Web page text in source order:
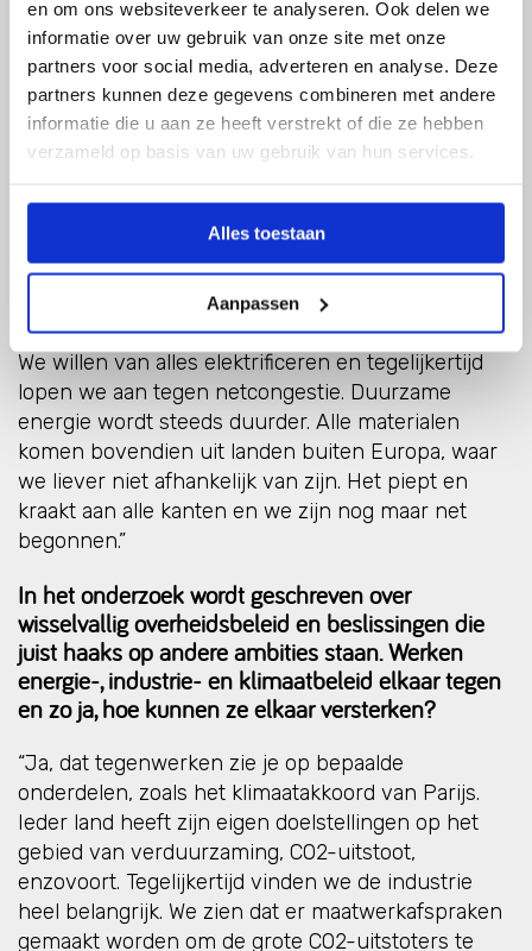
en om ons websiteverkeer te analyseren. Ook delen we
informatie over uw gebruik van onze site met onze
partners voor social media, adverteren en analyse. Deze
partners kunnen deze gegevens combineren met andere
informatie die u aan ze heeft verstrekt of die ze hebben
verzameld op basis van uw gebruik van hun services.
Alles toestaan
Aanpassen
wil horen en minder op een visie voor de lange
termijn.”
Het piept en kraakt aan alle kanten en
we zijn nog maar net begonnen.
gassector. Zeggen dat de industrie en de gassector
nodig zijn komt niet overeen met het publieke
sentiment dat we moeten stoppen met het
gebruik van fossiele brandstoffen. Een transitie is
echter geen transformatie en kost per definitie tijd.
We willen van alles elektrificeren en tegelijkertijd
lopen we aan tegen netcongestie. Duurzame
energie wordt steeds duurder. Alle materialen
komen bovendien uit landen buiten Europa, waar
we liever niet afhankelijk van zijn. Het piept en
kraakt aan alle kanten en we zijn nog maar net
begonnen.”
In het onderzoek wordt geschreven over
wisselvallig overheidsbeleid en beslissingen die
juist haaks op andere ambities staan. Werken
energie-, industrie- en klimaatbeleid elkaar tegen
en zo ja, hoe kunnen ze elkaar versterken?
“Ja, dat tegenwerken zie je op bepaalde
onderdelen, zoals het klimaatakkoord van Parijs.
Ieder land heeft zijn eigen doelstellingen op het
gebied van verduurzaming, CO2-uitstoot,
enzovoort. Tegelijkertijd vinden we de industrie
heel belangrijk. We zien dat er maatwerkafspraken
gemaakt worden om de grote CO2-uitstoters te